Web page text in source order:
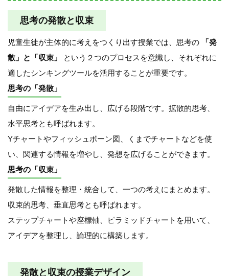
思考の発散と収束
児童生徒が主体的に考えをつくり出す授業では、思考の 「発
散」と「収束」
という２つのプロセスを意識し、それぞれに
適したシンキングツールを活用することが重要です。
思考の「発散」
自由にアイデアを生み出し、広げる段階です。拡散的思考、
水平思考とも呼ばれます。
Yチャートやフィッシュボーン図、くまでチャートなどを使
い、関連する情報を増やし、発想を広げることができます。
思考の「収束」
発散した情報を整理・統合して、一つの考えにまとめます。
収束的思考、垂直思考とも呼ばれます。
ステップチャートや座標軸、ピラミッドチャートを用いて、
アイデアを整理し、論理的に構築します。
発散と収束の授業デザイン